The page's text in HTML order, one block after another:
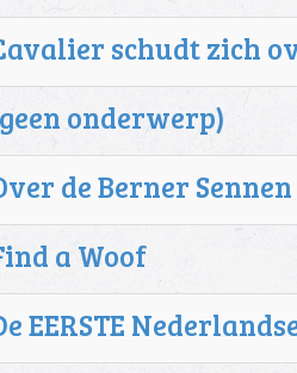
schudt zich
onderwerp)
de Berner Sennen
a Woof
EERSTE